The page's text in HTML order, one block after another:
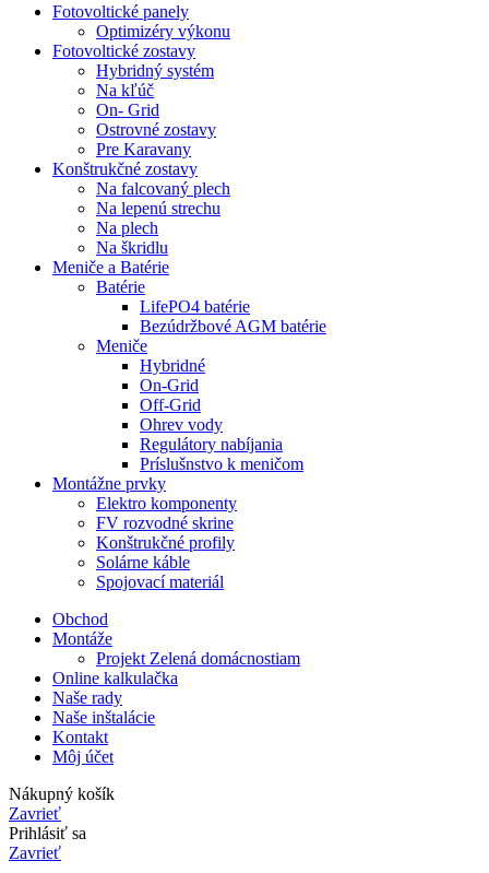
Fotovoltické panely
Optimizéry výkonu
Fotovoltické zostavy
Hybridný systém
Na kľúč
On- Grid
Ostrovné zostavy
Pre Karavany
Konštrukčné zostavy
Na falcovaný plech
Na lepenú strechu
Na plech
Na škridlu
Meniče a Batérie
Batérie
LifePO4 batérie
Bezúdržbové AGM batérie
Meniče
Hybridné
On-Grid
Off-Grid
Ohrev vody
Regulátory nabíjania
Príslušnstvo k meničom
Montážne prvky
Elektro komponenty
FV rozvodné skrine
Konštrukčné profily
Solárne káble
Spojovací materiál
Obchod
Montáže
Projekt Zelená domácnostiam
Online kalkulačka
Naše rady
Naše inštalácie
Kontakt
Môj účet
Nákupný košík
Zavrieť
Prihlásiť sa
Zavrieť